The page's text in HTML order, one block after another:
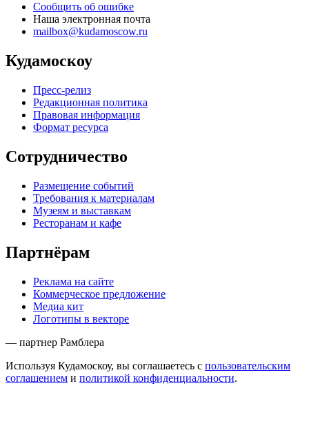
Сообщить об ошибке
Наша электронная почта
mailbox@kudamoscow.ru
Кудамоскоу
Пресс-релиз
Редакционная политика
Правовая информация
Формат ресурса
Сотрудничество
Размещение событий
Требования к материалам
Музеям и выставкам
Ресторанам и кафе
Партнёрам
Реклама на сайте
Коммерческое предложение
Медиа кит
Логотипы в векторе
— партнер Рамблера
Используя Кудамоскоу, вы соглашаетесь с пользовательским
соглашением и политикой конфиденциальности.